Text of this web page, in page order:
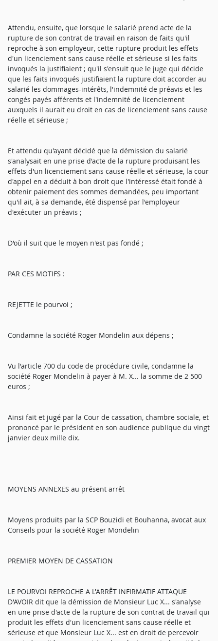
Attendu, ensuite, que lorsque le salarié prend acte de la
rupture de son contrat de travail en raison de faits qu'il
reproche à son employeur, cette rupture produit les effets
d'un licenciement sans cause réelle et sérieuse si les faits
invoqués la justifiaient ; qu'il s'ensuit que le juge qui décide
que les faits invoqués justifiaient la rupture doit accorder au
salarié les dommages-intérêts, l'indemnité de préavis et les
congés payés afférents et l'indemnité de licenciement
auxquels il aurait eu droit en cas de licenciement sans cause
réelle et sérieuse ;
Et attendu qu'ayant décidé que la démission du salarié
s'analysait en une prise d'acte de la rupture produisant les
effets d'un licenciement sans cause réelle et sérieuse, la cour
d'appel en a déduit à bon droit que l'intéressé était fondé à
obtenir paiement des sommes demandées, peu important
qu'il ait, à sa demande, été dispensé par l'employeur
d'exécuter un préavis ;
D'où il suit que le moyen n'est pas fondé ;
PAR CES MOTIFS :
REJETTE le pourvoi ;
Condamne la société Roger Mondelin aux dépens ;
Vu l'article 700 du code de procédure civile, condamne la
société Roger Mondelin à payer à M. X... la somme de 2 500
euros ;
Ainsi fait et jugé par la Cour de cassation, chambre sociale, et
prononcé par le président en son audience publique du vingt
janvier deux mille dix.
MOYENS ANNEXES au présent arrêt
Moyens produits par la SCP Bouzidi et Bouhanna, avocat aux
Conseils pour la société Roger Mondelin
PREMIER MOYEN DE CASSATION
LE POURVOI REPROCHE A L'ARRÊT INFIRMATIF ATTAQUE
D'AVOIR dit que la démission de Monsieur Luc X... s'analyse
en une prise d'acte de la rupture de son contrat de travail qui
produit les effets d'un licenciement sans cause réelle et
sérieuse et que Monsieur Luc X... est en droit de percevoir